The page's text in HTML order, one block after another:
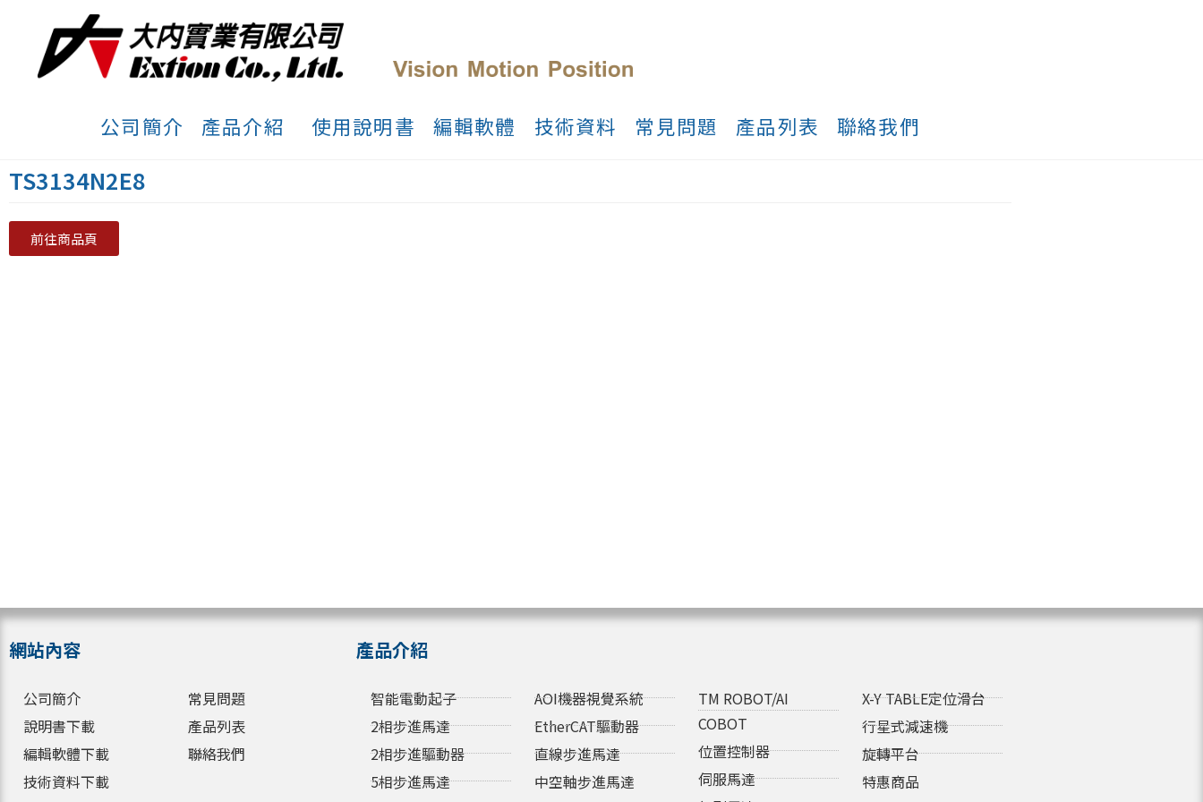
公司簡介 產品介紹 使用說明書 編輯軟體 技術資料 常見問題 產品列表 聯絡我們
TS3134N2E8
前往商品頁
網站內容
公司簡介
說明書下載
編輯軟體下載
技術資料下載
常見問題
產品列表
聯絡我們
產品介紹
智能電動起子
2相步進馬達
2相步進驅動器
5相步進馬達
AOI機器視覺系統
EtherCAT驅動器
直線步進馬達
中空軸步進馬達
TM ROBOT/AI
COBOT
位置控制器
伺服馬達
X-Y TABLE定位滑台
行星式減速機
旋轉平台
特惠商品